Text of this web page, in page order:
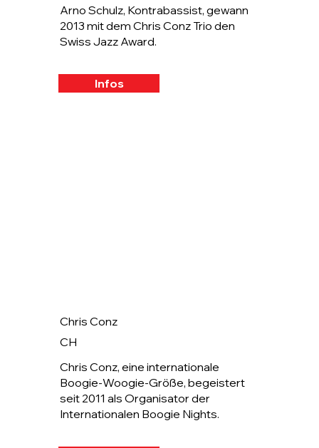
Arno Schulz, Kontrabassist, gewann
2013 mit dem Chris Conz Trio den
Swiss Jazz Award.
Infos
Chris Conz
CH
Chris Conz, eine internationale
Boogie-Woogie-Größe, begeistert
seit 2011 als Organisator der
Internationalen Boogie Nights.